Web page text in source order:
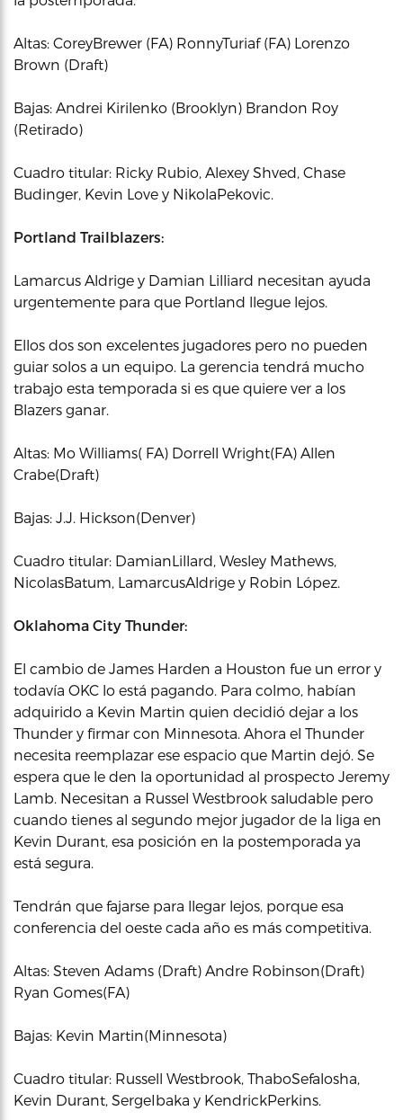
Altas: CoreyBrewer (FA) RonnyTuriaf (FA) Lorenzo
Brown (Draft)
Bajas: Andrei Kirilenko (Brooklyn) Brandon Roy
(Retirado)
Cuadro titular: Ricky Rubio, Alexey Shved, Chase
Budinger, Kevin Love y NikolaPekovic.
Portland Trailblazers:
Lamarcus Aldrige y Damian Lilliard necesitan ayuda
urgentemente para que Portland llegue lejos.
Ellos dos son excelentes jugadores pero no pueden
guiar solos a un equipo. La gerencia tendrá mucho
trabajo esta temporada si es que quiere ver a los
Blazers ganar.
Altas: Mo Williams( FA) Dorrell Wright(FA) Allen
Crabe(Draft)
Bajas: J.J. Hickson(Denver)
Cuadro titular: DamianLillard, Wesley Mathews,
NicolasBatum, LamarcusAldrige y Robin López.
Oklahoma City Thunder:
El cambio de James Harden a Houston fue un error y
todavía OKC lo está pagando. Para colmo, habían
adquirido a Kevin Martin quien decidió dejar a los
Thunder y firmar con Minnesota. Ahora el Thunder
necesita reemplazar ese espacio que Martin dejó. Se
espera que le den la oportunidad al prospecto Jeremy
Lamb. Necesitan a Russel Westbrook saludable pero
cuando tienes al segundo mejor jugador de la liga en
Kevin Durant, esa posición en la postemporada ya
está segura.
Tendrán que fajarse para llegar lejos, porque esa
conferencia del oeste cada año es más competitiva.
Altas: Steven Adams (Draft) Andre Robinson(Draft)
Ryan Gomes(FA)
Bajas: Kevin Martin(Minnesota)
Cuadro titular: Russell Westbrook, ThaboSefalosha,
Kevin Durant, SergeIbaka y KendrickPerkins.